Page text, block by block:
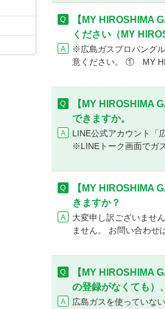
【MY HIROSHIMA
ください（MY
※広島ガスプロパング
意ください。 ① MY
【MY HIROSHIMA
できますか。
LINE公式アカウント「
※LINEトーク画面でガ
【MY HIROSHIMA
きますか？
大変申し訳ございませ
ません。 お問い合わせ
【MY HIROSHIMA
の登録がなくても）
広島ガスを使っていな